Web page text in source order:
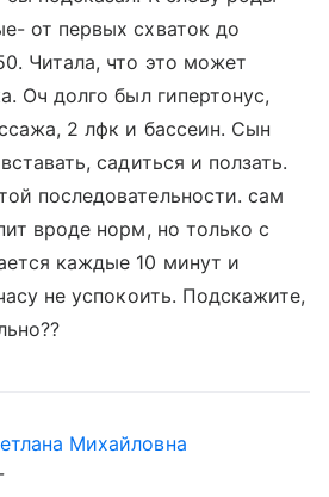
от первых схваток до
Читала, что это может
Оч долго был гипертонус,
2 лфк и бассеин. Сын
садиться и ползать.
последовательности. сам
вроде норм, но только с
каждые 10 минут и
не успокоить. Подскажите,
Михайловна